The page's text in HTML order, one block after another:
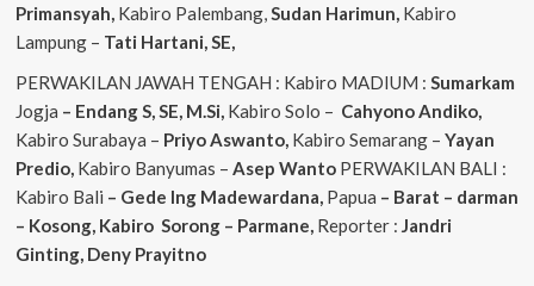
Primansyah, Kabiro Palembang,Sudan Harimun, Kabiro
Lampung – Tati Hartani, SE,
PERWAKILAN JAWAH TENGAH : Kabiro MADIUM : Sumarkam
Jogja – Endang S, SE, M.Si, Kabiro Solo – CahyonoAndiko,
Kabiro Surabaya – PriyoAswanto, Kabiro Semarang – Yayan
Predio, Kabiro Banyumas – Asep WantoPERWAKILAN BALI :
Kabiro Bali – Gede Ing Madewardana, Papua – Barat – darman
– Kosong, Kabiro Sorong – Parmane, Reporter : Jandri
Ginting, Deny Prayitno